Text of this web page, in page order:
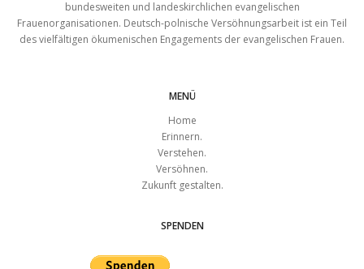
bundesweiten und landeskirchlichen evangelischen
Frauenorganisationen. Deutsch-polnische Versöhnungsarbeit ist ein Teil
des vielfältigen ökumenischen Engagements der evangelischen Frauen.
MENÜ
Home
Erinnern.
Verstehen.
Versöhnen.
Zukunft gestalten.
SPENDEN